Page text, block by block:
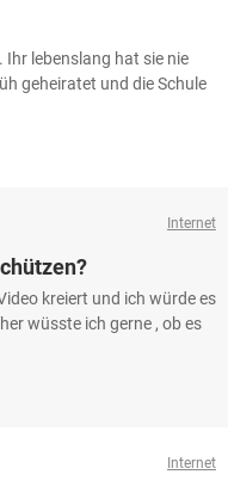
Ihr lebenslang hat sie nie
geheiratet und die Schule
Internet
kreiert und ich würde es
wüsste ich gerne , ob es
Internet